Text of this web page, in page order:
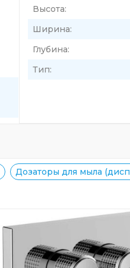
Высота:
Ширина:
Глубина:
Тип:
Дозаторы для мыла